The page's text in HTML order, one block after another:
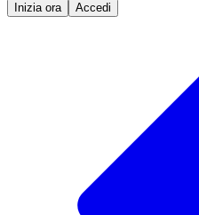
Inizia ora Accedi